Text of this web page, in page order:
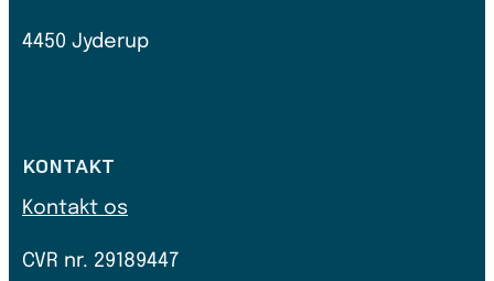
4450 Jyderup
KONTAKT
Kontakt os
CVR nr. 29189447